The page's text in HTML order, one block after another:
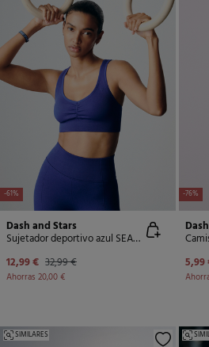
-61%
Dash and Stars
Sujetador deportivo azul SEAMLESS FIT
12,99 € 32,99 €
Ahorras 20,00 €
-76%
5,99
SIMILARES